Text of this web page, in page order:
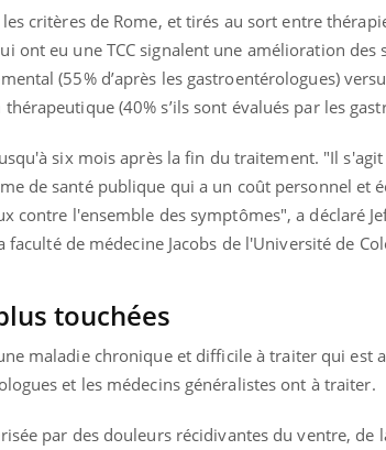
critères de Rome, et tirés au sort entre
ont eu une TCC signalent une amélioration des
(55% d’après les gastroentérologues)
(40% s’ils sont évalués par les
six mois après la fin du traitement. "Il
de santé publique qui a un coût personnel et
contre l'ensemble des symptômes", a déclaré
faculté de médecine Jacobs de l'Université de
touchées
maladie chronique et difficile à traiter qui est
et les médecins généralistes ont à traiter.
par des douleurs récidivantes du ventre, de